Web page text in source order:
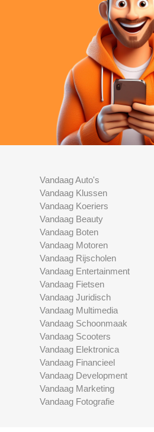
Vandaag Auto's
Vandaag Klussen
Vandaag Koeriers
Vandaag Beauty
Vandaag Boten
Vandaag Motoren
Vandaag Rijscholen
Vandaag Entertainment
Vandaag Fietsen
Vandaag Juridisch
Vandaag Multimedia
Vandaag Schoonmaak
Vandaag Scooters
Vandaag Elektronica
Vandaag Financieel
Vandaag Development
Vandaag Marketing
Vandaag Fotografie